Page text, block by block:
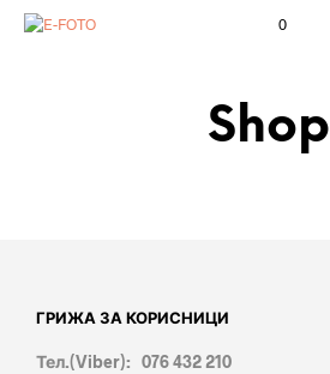
0
Shop
ГРИЖА ЗА КОРИСНИЦИ
Тел.(Viber): 076 432 210